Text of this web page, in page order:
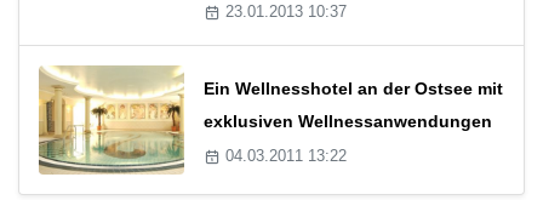
23.01.2013 10:37
Ein Wellnesshotel an der Ostsee mit
exklusiven Wellnessanwendungen
04.03.2011 13:22